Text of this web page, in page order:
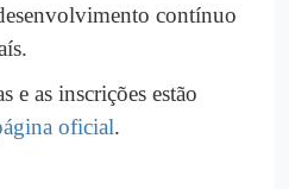
contínuo
e as inscrições estão
oficial.